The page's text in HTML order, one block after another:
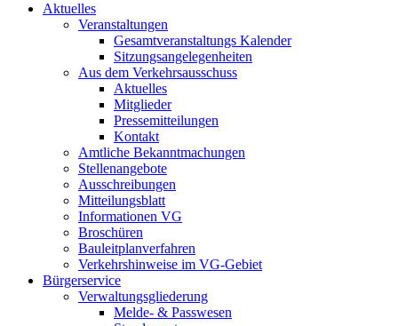
Aktuelles
Veranstaltungen
Gesamtveranstaltungs Kalender
Sitzungsangelegenheiten
Aus dem Verkehrsausschuss
Aktuelles
Mitglieder
Pressemitteilungen
Kontakt
Amtliche Bekanntmachungen
Stellenangebote
Ausschreibungen
Mitteilungsblatt
Informationen VG
Broschüren
Bauleitplanverfahren
Verkehrshinweise im VG-Gebiet
Bürgerservice
Verwaltungsgliederung
Melde- & Passwesen